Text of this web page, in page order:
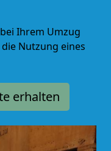
Ihrem Umzug
Nutzung eines
erhalten